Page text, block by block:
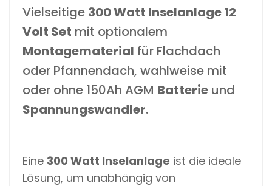
Vielseitige 300 Watt Inselanlage 12
Volt Set mit optionalem
Montagematerial für Flachdach
oder Pfannendach, wahlweise mit
oder ohne 150Ah AGM Batterie und
Spannungswandler.
Eine 300 Watt Inselanlage ist die ideale
Lösung, um unabhängig von